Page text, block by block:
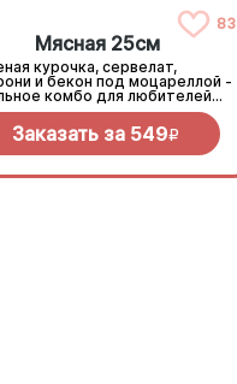
83
Мясная 25см
курочка, сервелат,
и бекон под моцареллой -
комбо для любителей
мясного!
Заказать за 549R